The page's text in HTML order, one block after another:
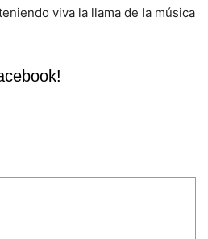
viva la llama de la música